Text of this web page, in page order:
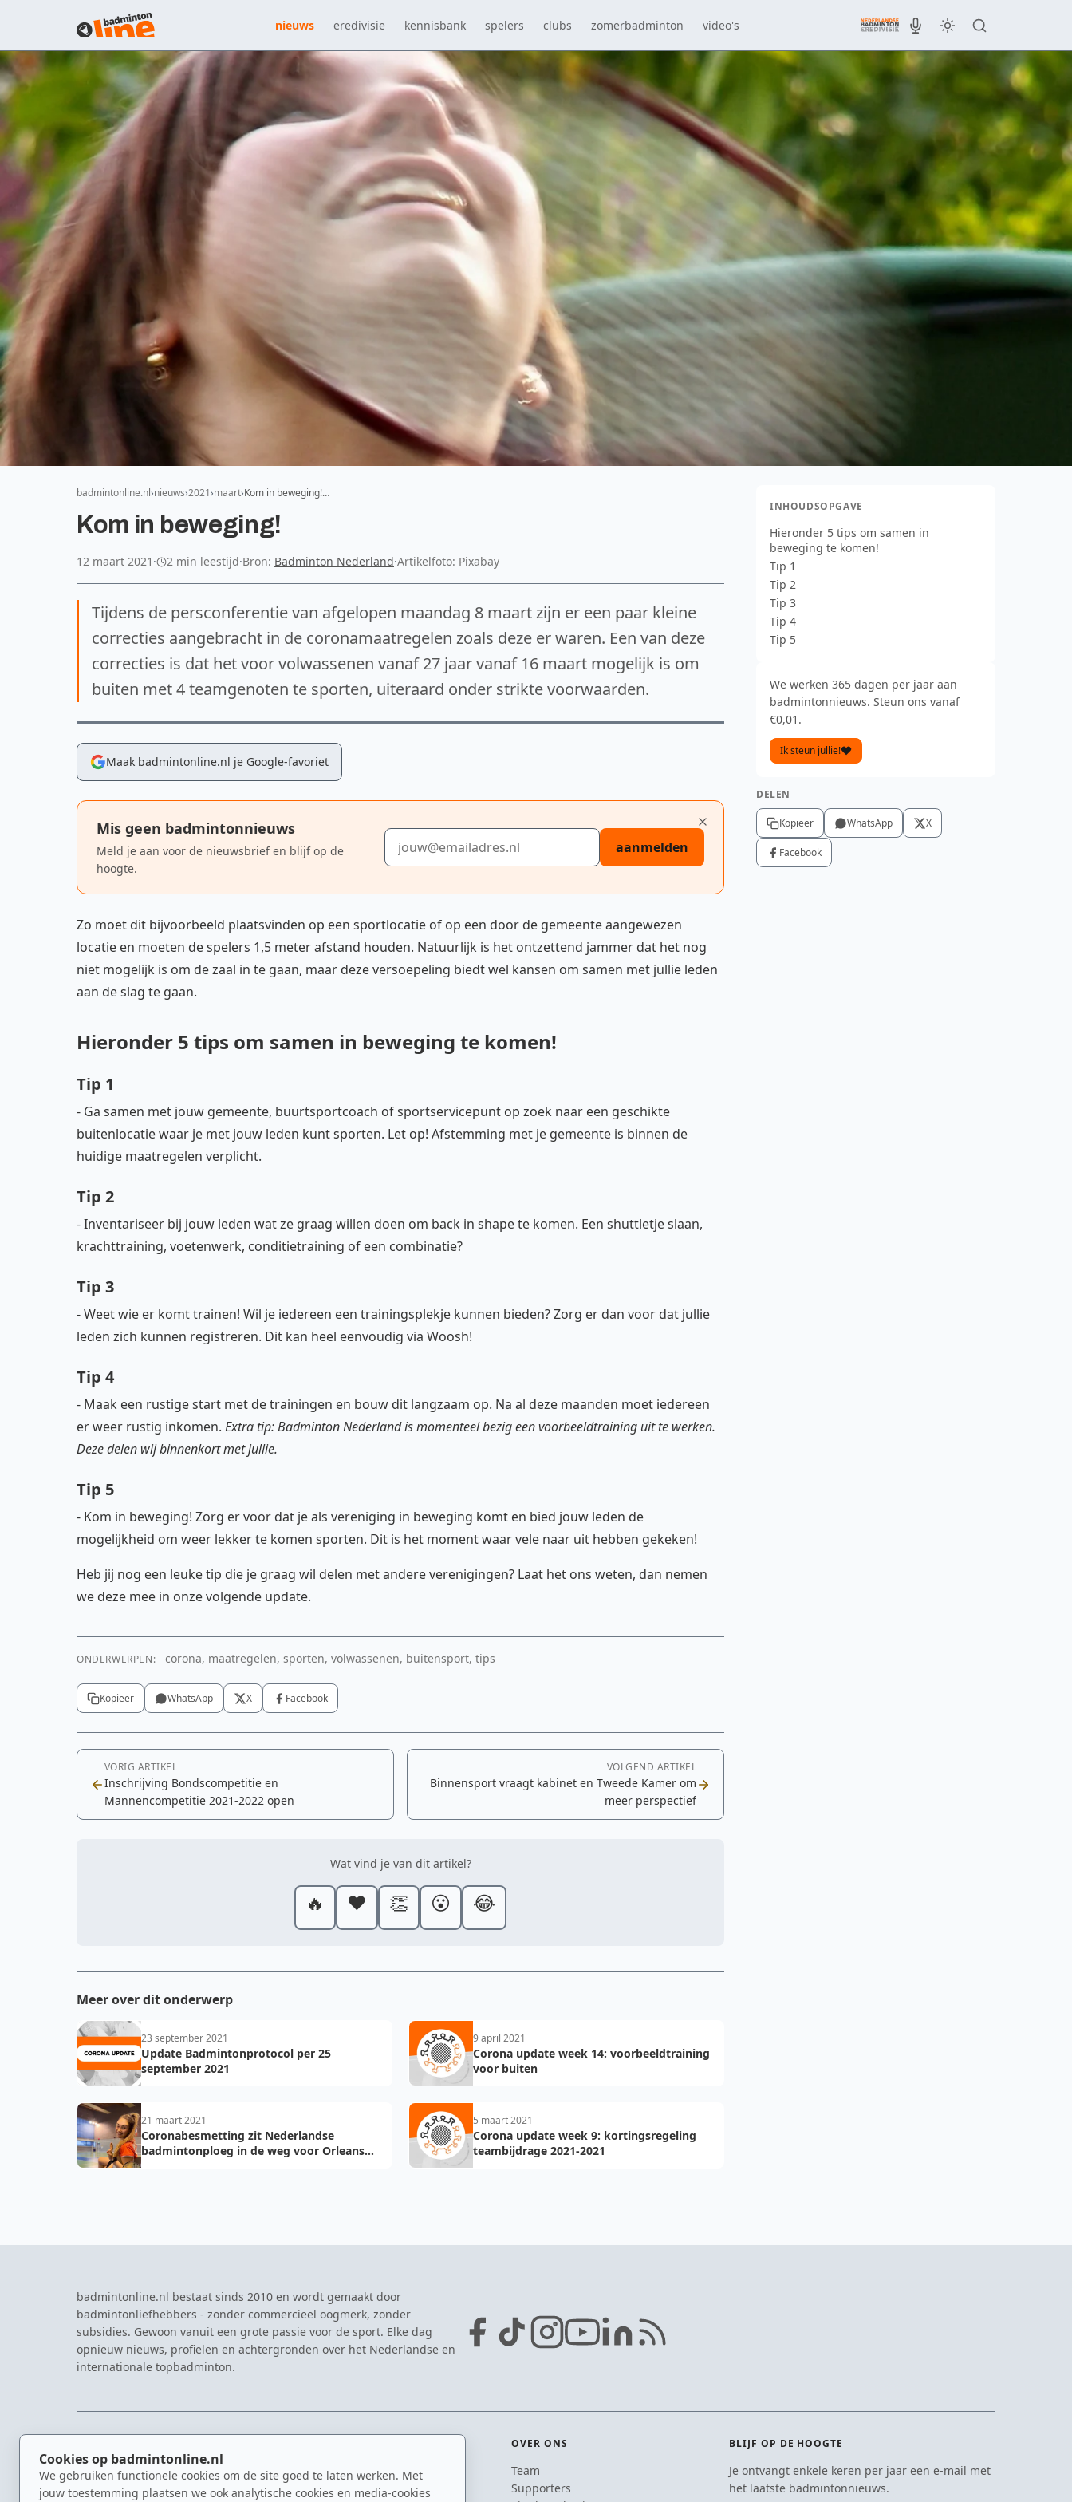
Cookies op badmintonline.nl
We gebruiken functionele cookies om de site goed te laten werken. Met
jouw toestemming plaatsen we ook analytische cookies en media-cookies
nieuws eredivisie kennisbank spelers clubs zomerbadminton video's
badmintonline.nl nieuws 2021 maart Kom in beweging!…
Kom in beweging!
12 maart 2021 · 2 min leestijd·Bron: Badminton Nederland·Artikelfoto: Pixabay
Tijdens de persconferentie van afgelopen maandag 8 maart zijn er een paar kleine
correcties aangebracht in de coronamaatregelen zoals deze er waren. Een van deze
correcties is dat het voor volwassenen vanaf 27 jaar vanaf 16 maart mogelijk is om
buiten met 4 teamgenoten te sporten, uiteraard onder strikte voorwaarden.
Maak badmintonline.nl je Google-favoriet
Mis geen badmintonnieuws
Meld je aan voor de nieuwsbrief en blijf op de
hoogte.
E-mailadres
aanmelden
Zo moet dit bijvoorbeeld plaatsvinden op een sportlocatie of op een door de gemeente aangewezen
locatie en moeten de spelers 1,5 meter afstand houden. Natuurlijk is het ontzettend jammer dat het nog
niet mogelijk is om de zaal in te gaan, maar deze versoepeling biedt wel kansen om samen met jullie leden
aan de slag te gaan.
Hieronder 5 tips om samen in beweging te komen!
Tip 1
- Ga samen met jouw gemeente, buurtsportcoach of sportservicepunt op zoek naar een geschikte
buitenlocatie waar je met jouw leden kunt sporten. Let op! Afstemming met je gemeente is binnen de
huidige maatregelen verplicht.
Tip 2
- Inventariseer bij jouw leden wat ze graag willen doen om back in shape te komen. Een shuttletje slaan,
krachttraining, voetenwerk, conditietraining of een combinatie?
Tip 3
- Weet wie er komt trainen! Wil je iedereen een trainingsplekje kunnen bieden? Zorg er dan voor dat jullie
leden zich kunnen registreren. Dit kan heel eenvoudig via Woosh!
Tip 4
- Maak een rustige start met de trainingen en bouw dit langzaam op. Na al deze maanden moet iedereen
er weer rustig inkomen. Extra tip: Badminton Nederland is momenteel bezig een voorbeeldtraining uit te werken.
Deze delen wij binnenkort met jullie.
Tip 5
- Kom in beweging! Zorg er voor dat je als vereniging in beweging komt en bied jouw leden de
mogelijkheid om weer lekker te komen sporten. Dit is het moment waar vele naar uit hebben gekeken!
Heb jij nog een leuke tip die je graag wil delen met andere verenigingen? Laat het ons weten, dan nemen
we deze mee in onze volgende update.
ONDERWERPEN: corona, maatregelen, sporten, volwassenen, buitensport, tips
Kopieer WhatsApp X Facebook
VORIG ARTIKEL
Inschrijving Bondscompetitie en
Mannencompetitie 2021-2022 open
VOLGEND ARTIKEL
Binnensport vraagt kabinet en Tweede Kamer om
meer perspectief
Wat vind je van dit artikel?
🔥 ❤️ 👏 😮 😂
Meer over dit onderwerp
23 september 2021
Update Badmintonprotocol per 25
september 2021
9 april 2021
Corona update week 14: voorbeeldtraining
voor buiten
21 maart 2021
Coronabesmetting zit Nederlandse
badmintonploeg in de weg voor Orleans
5 maart 2021
Corona update week 9: kortingsregeling
teambijdrage 2021-2021
INHOUDSOPGAVE
Hieronder 5 tips om samen in
beweging te komen!
Tip 1
Tip 2
Tip 3
Tip 4
Tip 5
We werken 365 dagen per jaar aan
badmintonnieuws. Steun ons vanaf
€0,01.
Ik steun jullie!
DELEN
Kopieer WhatsApp X
Facebook
badmintonline.nl bestaat sinds 2010 en wordt gemaakt door
badmintonliefhebbers - zonder commercieel oogmerk, zonder
subsidies. Gewoon vanuit een grote passie voor de sport. Elke dag
opnieuw nieuws, profielen en achtergronden over het Nederlandse en
internationale topbadminton.
Nieuws
Kennisbank
Eredivisie
NK Badminton
OVER ONS
Team
Supporters
BLIJF OP DE HOOGTE
Je ontvangt enkele keren per jaar een e-mail met
het laatste badmintonnieuws.